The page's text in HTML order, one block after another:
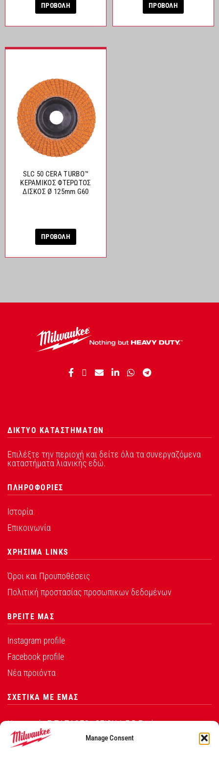
Manage Consent
ΠΡΟΒΟΛΗ ΠΡΟΒΟΛΗ
SLC 50 CERA TURBO™
ΚΕΡΑΜΙΚΟΣ ΦΤΕΡΩΤΟΣ
ΔΙΣΚΟΣ Ø 125mm G60
ΠΡΟΒΟΛΗ
ΔΙΚΤΥΟ ΚΑΤΑΣΤΗΜΑΤΩΝ
Επιλέξτε την περιοχή και δείτε όλα τα συνεργαζόμενα
καταστήματα λιανικής εδώ.
ΠΛΗΡΟΦΟΡΙΕΣ
Ιστορία
Επικοινωνία
ΧΡΗΣΙΜΑ LINKS
Όροι και Προυποθέσεις
Πολιτική προστασίας προσωπικων δεδομένων
ΒΡΕΙΤΕ ΜΑΣ
Instagram profile
Facebook profile
Νέα προιόντα
ΣΧΕΤΙΚΑ ΜΕ ΕΜΑΣ
Η εταιρεία Σ.ΠΑΠΑΘΕΟ∆ΟΣΙΟΥ Α.Ε.Β.Ε. είναι ο
εξουσιοδοτημένος αντιπρόσωπος από την Techtronic
Industries Co. Ltd για τα προϊόντα που φέρουν το